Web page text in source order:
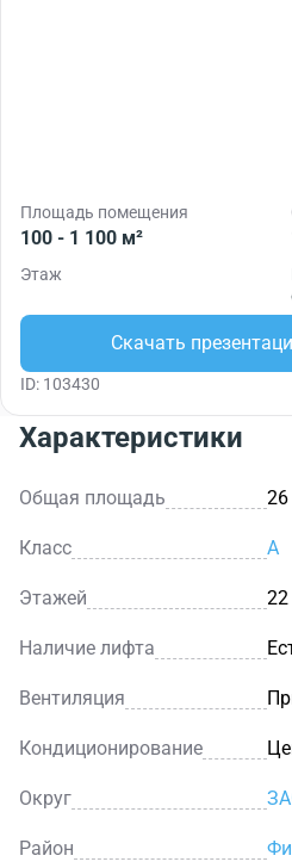
Площадь помещения
100 - 1 100 м²
Этаж
Скачать
ID: 103430
Характеристики
Общая площадь 26
Класс A
Этажей 22
Наличие лифта
Вентиляция
Кондиционирование
Округ
Район